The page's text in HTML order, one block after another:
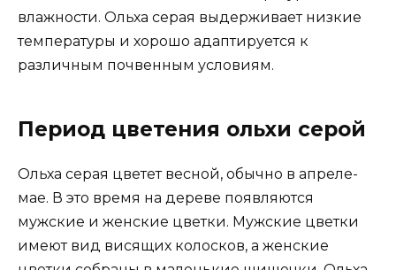
влажности. Ольха серая выдерживает низкие
температуры и хорошо адаптируется к
различным почвенным условиям.
Период цветения ольхи серой
Ольха серая цветет весной, обычно в апреле-
мае. В это время на дереве появляются
мужские и женские цветки. Мужские цветки
имеют вид висящих колосков, а женские